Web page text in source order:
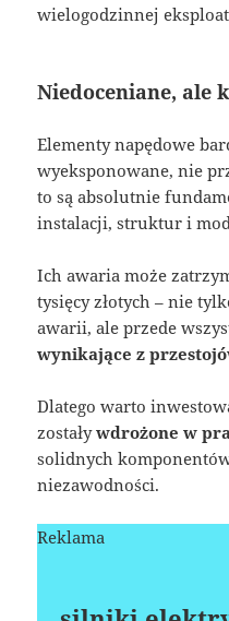
wielogodzinnej
Niedoceniane, ale
Elementy napędowe
wyeksponowane, nie
to są absolutnie
instalacji, struktur i
Ich awaria może
tysięcy złotych – nie
awarii, ale przede
wynikające z
Dlatego warto
zostaływdrożone w
solidnych
niezawodności.
Reklama